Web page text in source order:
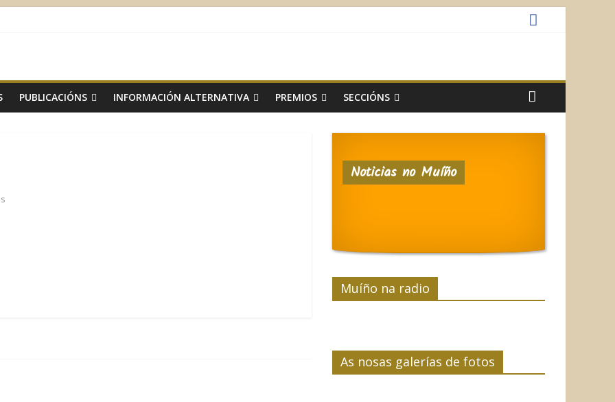
PUBLICACIÓNS INFORMACIÓN ALTERNATIVA PREMIOS SECCIÓNS
Noticias no Muíño
Muíño na radio
As nosas galerías de fotos